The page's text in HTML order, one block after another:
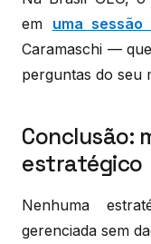
em uma
Caramaschi —
perguntas do seu
Conclusão:
estratégico
Nenhuma
gerenciada sem